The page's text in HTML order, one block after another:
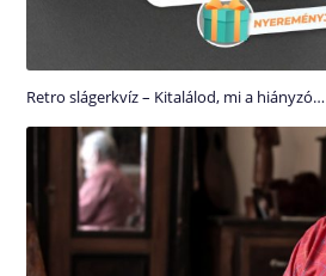
Retro slágerkvíz – Kitalálod, mi a hiányzó…